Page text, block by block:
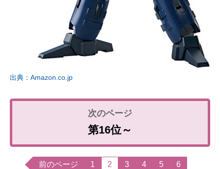
出典：Amazon.co.jp
第16位～
前のページ 1 2 3 4 5 6